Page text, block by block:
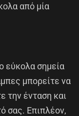
από μία
εύκολα σημεία
μπορείτε να
την ένταση και
σας. Επιπλέον,